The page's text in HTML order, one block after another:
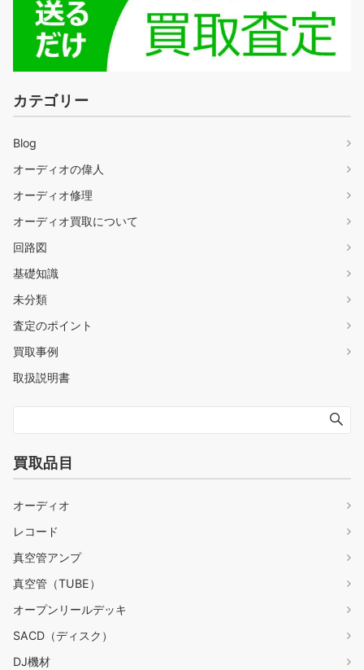
カテゴリー
Blog
オーディオの偉人
オーディオ修理
オーディオ買取について
回路図
基礎知識
未分類
査定のポイント
買取事例
取扱説明書
買取品目
オーディオ
レコード
真空管アンプ
真空管（TUBE）
オープンリールデッキ
SACD（ディスク）
DJ機材